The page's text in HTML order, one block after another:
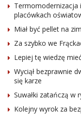
Termomodernizacja
placówkach
Miał być pellet na
Za szybko we
Lepiej tę wiedzę
Wyciął bezprawnie
się karze
Suwałki zatańczą w
Kolejny wyrok za